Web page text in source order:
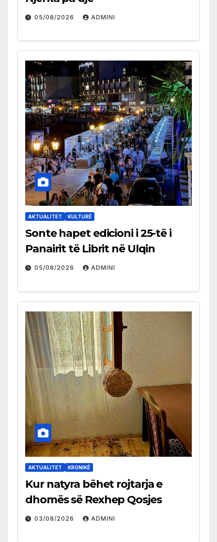
05/08/2026 ADMINI
AKTUALITET KULTURË
Sonte hapet edicioni i 25-të i
Panairit të Librit në Ulqin
05/08/2026 ADMINI
AKTUALITET KRONIKË
Kur natyra bëhet rojtarja e
dhomës së Rexhep Qosjes
03/08/2026 ADMINI